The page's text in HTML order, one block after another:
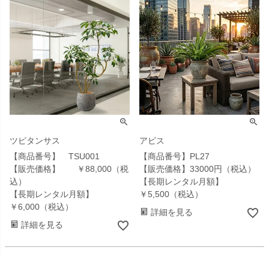
ツピタンサス
【商品番号】 TSU001
【販売価格】 ￥88,000（税
込）
【長期レンタル月額】
￥6,000（税込）
詳細を見る
アビス
【商品番号】PL27
【販売価格】33000円（税込）
【長期レンタル月額】
￥5,500（税込）
詳細を見る